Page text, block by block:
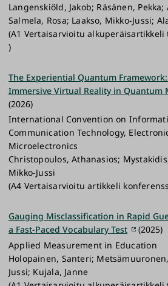
Langenskiöld, Jakob; Räsänen,
Salmela, Rosa; Laakso, Mikko-Jussi;
(A1 Vertaisarvioitu alkuperäisartikkeli
)
The Experiential Quantum
Immersive Virtual Reality in Quantum
(2026)
International Convention on
Communication Technology,
Microelectronics
Christopoulos, Athanasios;
Mikko-Jussi
(A4 Vertaisarvioitu artikkeli
Gauging Misclassification in Rapid
a Fast-Paced Vocabulary Test
(2025)
Applied Measurement in Education
Holopainen, Santeri;
Jussi; Kujala, Janne